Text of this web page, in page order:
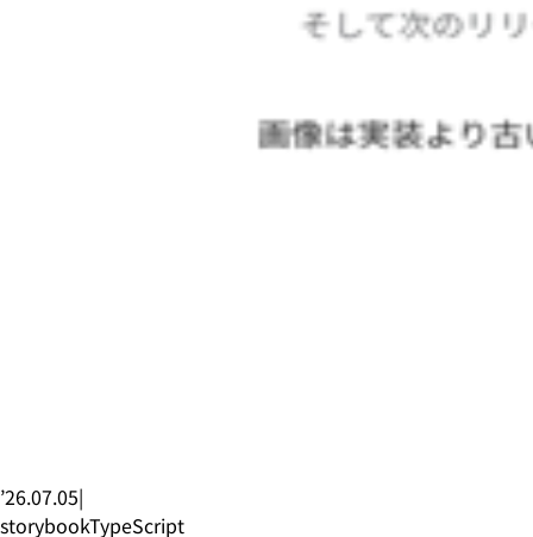
’26.07.05|
storybookTypeScript